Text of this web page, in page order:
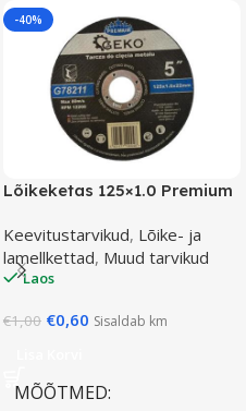
-40%
Lõikeketas 125×1.0 Premium
Keevitustarvikud, Lõike- ja
lamellkettad, Muud tarvikud
Laos
€1,00 €0,60 Sisaldab km
MÕÕTMED